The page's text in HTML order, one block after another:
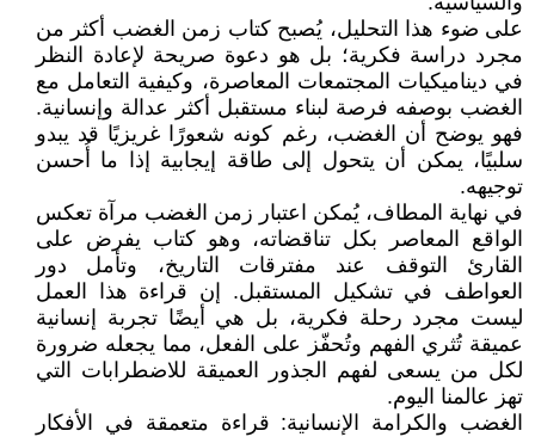
على ضوء هذا التحليل، يُصبح كتاب زمن الغضب أكثر من
مجرد دراسة فكرية؛ بل هو دعوة صريحة لإعادة النظر
في ديناميكيات المجتمعات المعاصرة، وكيفية التعامل مع
الغضب بوصفه فرصة لبناء مستقبل أكثر عدالة وإنسانية.
فهو يوضح أن الغضب، رغم كونه شعورًا غريزيًا قد يبدو
سلبيًا، يمكن أن يتحول إلى طاقة إيجابية إذا ما أُحسن
توجيهه.
في نهاية المطاف، يُمكن اعتبار زمن الغضب مرآة تعكس
الواقع المعاصر بكل تناقضاته، وهو كتاب يفرض على
القارئ التوقف عند مفترقات التاريخ، وتأمل دور
العواطف في تشكيل المستقبل. إن قراءة هذا العمل
ليست مجرد رحلة فكرية، بل هي أيضًا تجربة إنسانية
عميقة تُثري الفهم وتُحفّز على الفعل، مما يجعله ضرورة
لكل من يسعى لفهم الجذور العميقة للاضطرابات التي
تهز عالمنا اليوم.
الغضب والكرامة الإنسانية: قراءة متعمقة في الأفكار